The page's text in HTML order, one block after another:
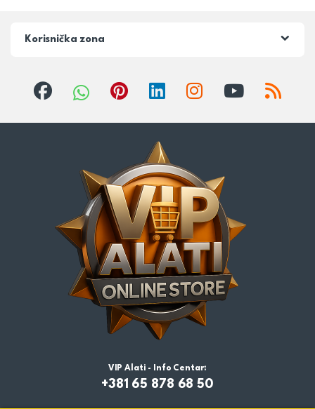
Korisnička zona
VIP Alati - Info Centar:
+381 65 878 68 50